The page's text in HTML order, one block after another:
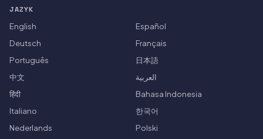
JAZYK
English
Español
Deutsch
Français
Português
日本語
中文
العربية
हिंदी
Bahasa Indonesia
Italiano
한국어
Nederlands
Polski